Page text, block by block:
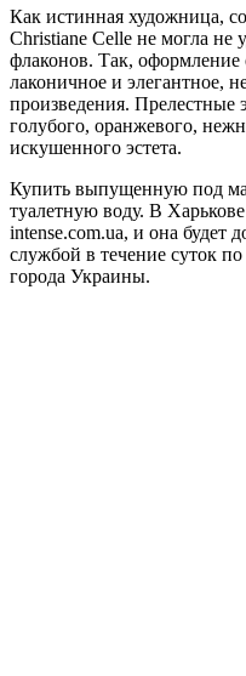
Как истинная художница,
Christiane Celle не могла не
флаконов. Так, оформление
лаконичное и элегантное,
произведения. Прелестные
голубого, оранжевого,
искушенного эстета.
Купить выпущенную под
туалетную воду. В
intense.com.ua, и она будет
службой в течение суток
города Украины.